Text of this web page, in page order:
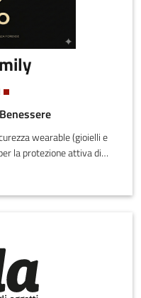
wearable (gioielli e
la protezione attiva di
salva istantaneamente in